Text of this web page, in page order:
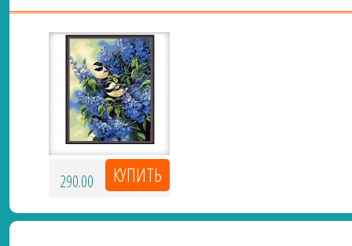
290.00